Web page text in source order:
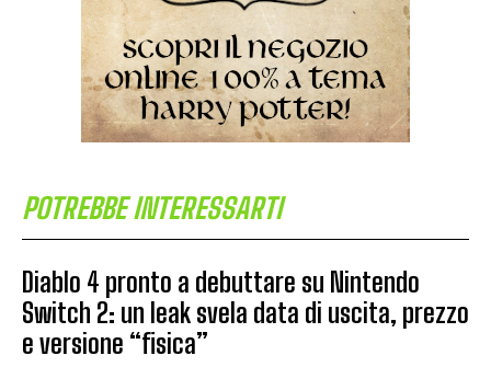
POTREBBE INTERESSARTI
Diablo 4 pronto a debuttare su Nintendo
Switch 2: un leak svela data di uscita, prezzo
e versione “fisica”